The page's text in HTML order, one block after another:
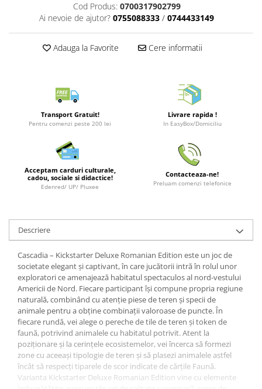
Brelocuri
Plusuri si papusi
Decoratiuni
Studio Ghibli/My Neighbor
Totoro/Kiki etc
Dragon Ball
Pokemon
Lord of The Rings
Naruto Shippuden
Sailor Moon
Harry Potter
Star Trek
Fallout
Stranger Things
Collectibles
KPop Demon Hunters
Cod Produs: 0700317902799
Ai nevoie de ajutor? 0755088333 / 0744433149
Adauga la Favorite Cere informatii
Transport Gratuit!
Pentru comenzi peste 200 lei
Livrare rapida !
In EasyBox/Domiciliu
Acceptam carduri culturale,
cadou, sociale si didactice!
Edenred/ UP/ Pluxee
Contacteaza-ne!
Preluam comenzi telefonice
Descriere
Cascadia – Kickstarter Deluxe Romanian Edition este un joc de
societate elegant și captivant, în care jucătorii intră în rolul unor
exploratori ce amenajează habitatul spectaculos al nord-vestului
Americii de Nord. Fiecare participant își compune propria regiune
naturală, combinând cu atenție piese de teren și specii de
animale pentru a obține combinații valoroase de puncte. În
fiecare rundă, vei alege o pereche de tile de teren și token de
faună, potrivind animalele cu habitatul potrivit. Atent la
poziționare și la cerințele ecosistemelor, vei încerca să formezi
zone cu aceeași tipologie de teren și să plasezi animalele astfel
încât să respecți tiparele de scor indicate de cărțile Faună.
Varianta Kickstarter Deluxe Romanian Edition vine cu elemente